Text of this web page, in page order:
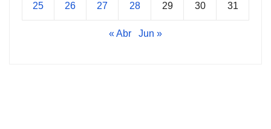
25 26 27 28 29 30 31
« Abr Jun »